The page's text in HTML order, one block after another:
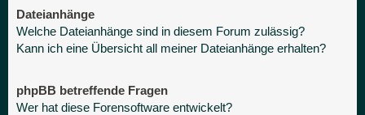
Dateianhänge
Welche Dateianhänge sind in diesem Forum zulässig?
Kann ich eine Übersicht all meiner Dateianhänge erhalten?
phpBB betreffende Fragen
Wer hat diese Forensoftware entwickelt?